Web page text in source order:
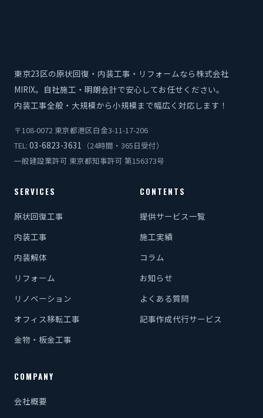
東京23区の原状回復・内装工事・リフォームなら株式会社
MIRIX。自社施工・明朗会計で安心してお任せください。
内装工事全般・大規模から小規模まで幅広く対応します！
〒108-0072 東京都港区白金3-11-17-206
TEL: 03-6823-3631 （24時間・365日受付）
一般建設業許可 東京都知事許可 第156373号
SERVICES
原状回復工事
内装工事
内装解体
リフォーム
リノベーション
オフィス移転工事
金物・板金工事
CONTENTS
提供サービス一覧
施工実績
コラム
お知らせ
よくある質問
記事作成代行サービス
COMPANY
会社概要